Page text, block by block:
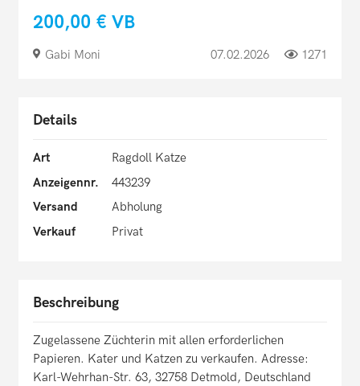
200,00 € VB
Gabi Moni 07.02.2026 1271
Details
Art
Ragdoll Katze
Anzeigennr.
443239
Versand
Abholung
Verkauf
Privat
Beschreibung
Zugelassene Züchterin mit allen erforderlichen
Papieren. Kater und Katzen zu verkaufen. Adresse:
Karl-Wehrhan-Str. 63, 32758 Detmold, Deutschland